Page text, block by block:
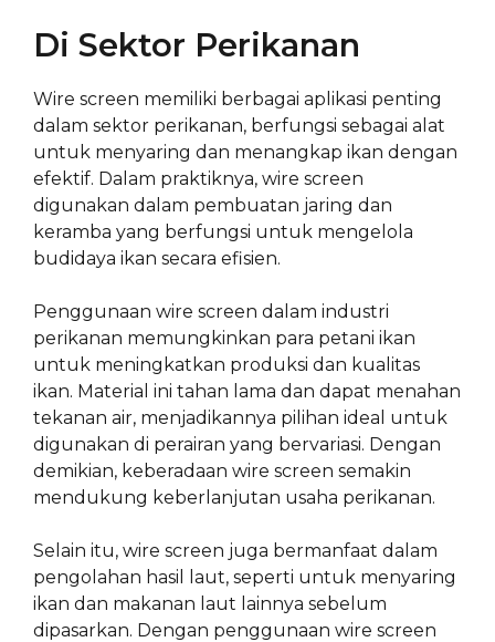
Di Sektor Perikanan
Wire screen memiliki berbagai aplikasi penting
dalam sektor perikanan, berfungsi sebagai alat
untuk menyaring dan menangkap ikan dengan
efektif. Dalam praktiknya, wire screen
digunakan dalam pembuatan jaring dan
keramba yang berfungsi untuk mengelola
budidaya ikan secara efisien.
Penggunaan wire screen dalam industri
perikanan memungkinkan para petani ikan
untuk meningkatkan produksi dan kualitas
ikan. Material ini tahan lama dan dapat menahan
tekanan air, menjadikannya pilihan ideal untuk
digunakan di perairan yang bervariasi. Dengan
demikian, keberadaan wire screen semakin
mendukung keberlanjutan usaha perikanan.
Selain itu, wire screen juga bermanfaat dalam
pengolahan hasil laut, seperti untuk menyaring
ikan dan makanan laut lainnya sebelum
dipasarkan. Dengan penggunaan wire screen